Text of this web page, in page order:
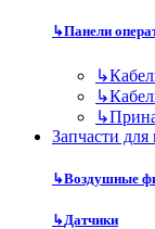
↳Панели
↳
↳
↳
Запчасти
↳Воздушные
↳Датчики